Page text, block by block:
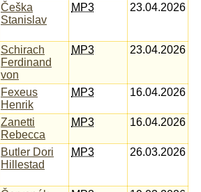
Češka
Stanislav
MP3 23.04.2026
Schirach
Ferdinand
von
MP3 23.04.2026
Fexeus
Henrik
MP3 16.04.2026
Zanetti
Rebecca
MP3 16.04.2026
Butler Dori
Hillestad
MP3 26.03.2026